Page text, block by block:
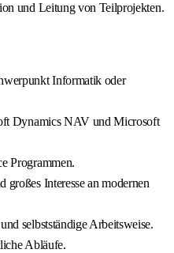
und Leitung von Teilprojekten.
Informatik oder
Dynamics NAV und Microsoft
Programmen.
Interesse an modernen
selbstständige Arbeitsweise.
Abläufe.